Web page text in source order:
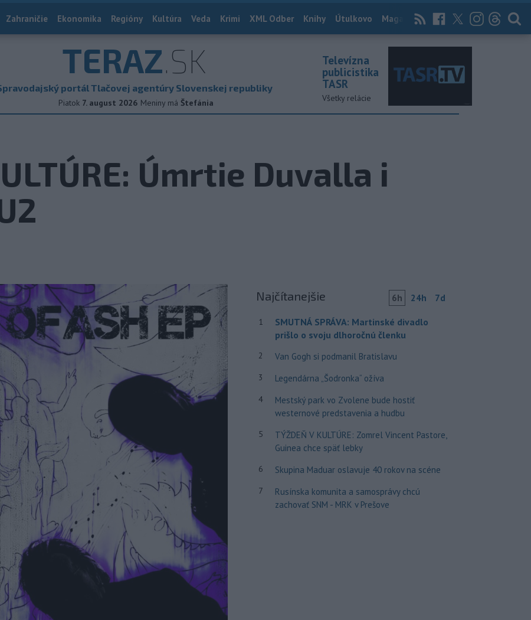
Zahraničie Ekonomika Regióny Kultúra Veda Krimi XML Odber Knihy Útulkovo Magazín News Now Archív
TERAZ.SK
portál Tlačovej agentúry Slovenskej republiky
Piatok 7. august 2026 Meniny má Štefánia
Televízna
publicistika
TASR
Všetky relácie
Úmrtie Duvalla i
Najčítanejšie 6h 24h 7d
1
SMUTNÁ SPRÁVA: Martinské divadlo
prišlo o svoju dlhoročnú členku
2 Van Gogh si podmanil Bratislavu
3 Legendárna „Šodronka“ ožíva
4
Mestský park vo Zvolene bude hostiť
westernové predstavenia a hudbu
5
TÝŽDEŇ V KULTÚRE: Zomrel Vincent Pastore,
Guinea chce späť lebky
6 Skupina Maduar oslavuje 40 rokov na scéne
7
Rusínska komunita a samosprávy chcú
zachovať SNM - MRK v Prešove